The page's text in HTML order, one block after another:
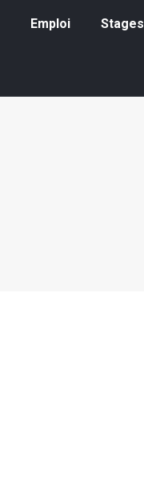
Emploi Stages
Emploi Stages